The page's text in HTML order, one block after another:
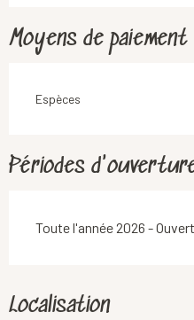
Moyens de paiement
Espèces
Périodes
Toute l'année 2026 -
Localisation